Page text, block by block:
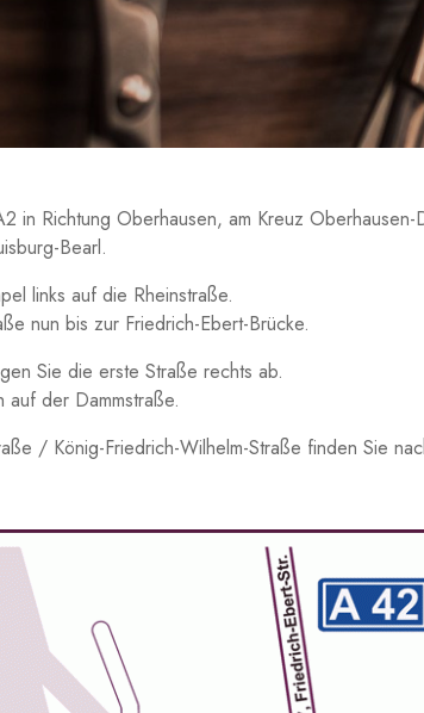
in Richtung Oberhausen, am Kreuz
Bearl.
links auf die Rheinstraße.
nun bis zur Friedrich-Ebert-Brücke.
Sie die erste Straße rechts ab.
der Dammstraße.
/ König-Friedrich-Wilhelm-Straße finden Sie